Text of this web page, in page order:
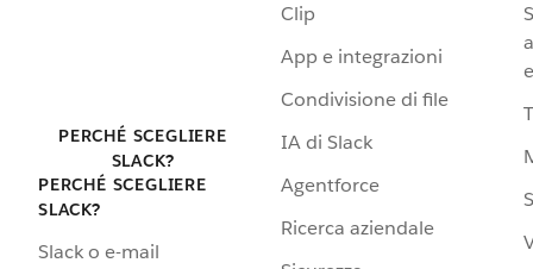
PERCHÉ SCEGLIERE
SLACK?
PERCHÉ SCEGLIERE
SLACK?
Slack o e-mail
Clip
App e integrazioni
Condivisione di file
IA di Slack
Agentforce
Ricerca aziendale